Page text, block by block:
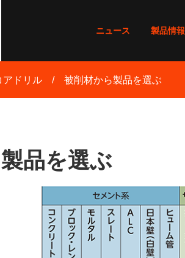
ニュース 製品情報
アドリル 被削材から製品を選ぶ
品を選ぶ